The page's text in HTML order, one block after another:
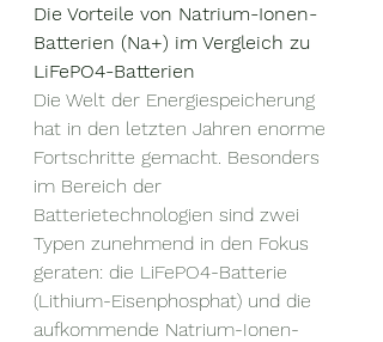
Die Vorteile von Natrium-Ionen-
Batterien (Na+) im Vergleich zu
LiFePO4-Batterien
Die Welt der Energiespeicherung
hat in den letzten Jahren enorme
Fortschritte gemacht. Besonders
im Bereich der
Batterietechnologien sind zwei
Typen zunehmend in den Fokus
geraten: die LiFePO4-Batterie
(Lithium-Eisenphosphat) und die
aufkommende Natrium-Ionen-